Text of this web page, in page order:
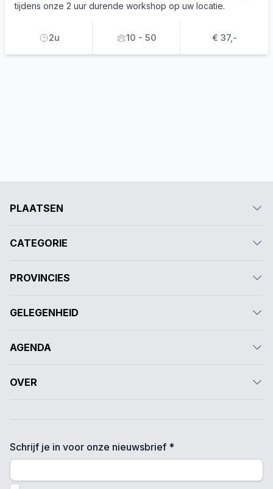
tijdens onze 2 uur durende workshop op uw locatie.
2u 10 - 50 € 37,-
PLAATSEN
CATEGORIE
PROVINCIES
GELEGENHEID
AGENDA
OVER
Schrijf je in voor onze nieuwsbrief *